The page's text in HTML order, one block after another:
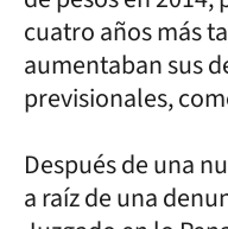
cuatro años más
aumentaban sus
previsionales,
Después de una
a raíz de una